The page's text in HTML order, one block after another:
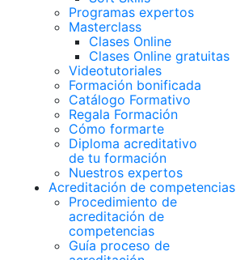
Programas expertos
Masterclass
Clases Online
Clases Online gratuitas
Videotutoriales
Formación bonificada
Catálogo Formativo
Regala Formación
Cómo formarte
Diploma acreditativo
de tu formación
Nuestros expertos
Acreditación de competencias
Procedimiento de
acreditación de
competencias
Guía proceso de